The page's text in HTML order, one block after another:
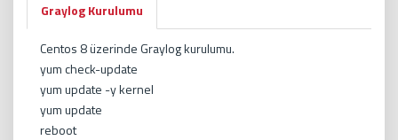
Graylog Kurulumu
Centos 8 üzerinde Graylog kurulumu.
yum check-update
yum update -y kernel
yum update
reboot